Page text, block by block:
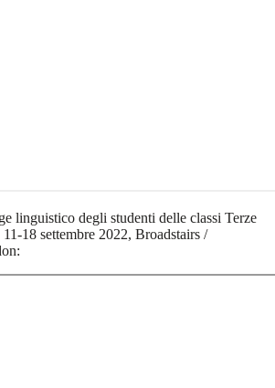
linguistico degli studenti delle classi Terze
18 settembre 2022, Broadstairs /